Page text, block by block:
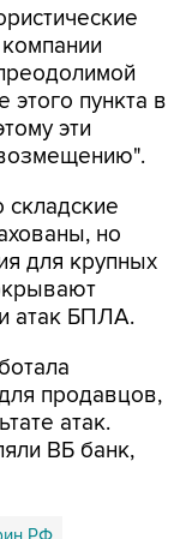
пункта в
эти
складские
но
для крупных
атак БПЛА.
продавцов,
атак.
ВБ банк,